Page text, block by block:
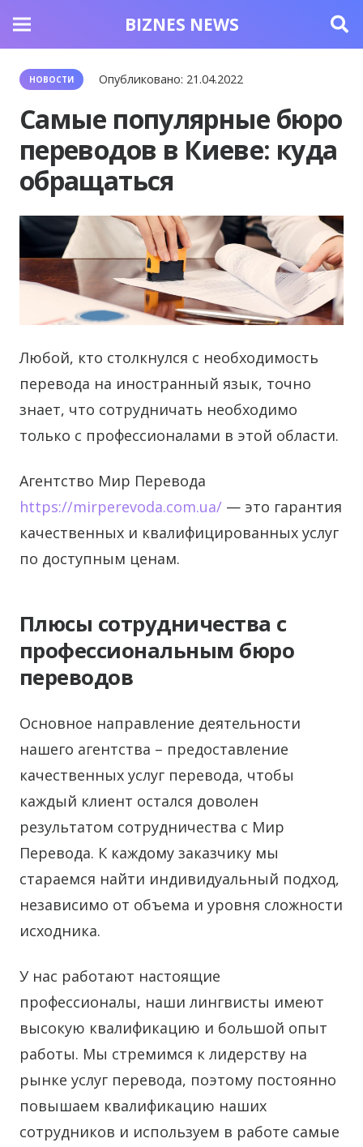
BIZNES NEWS
НОВОСТИ Опубликовано: 21.04.2022
Самые популярные бюро
переводов в Киеве: куда
обращаться
Любой, кто столкнулся с необходимость
перевода на иностранный язык, точно
знает, что сотрудничать необходимо
только с профессионалами в этой области.
Агентство Мир Перевода
https://mirperevoda.com.ua/ — это гарантия
качественных и квалифицированных услуг
по доступным ценам.
Плюсы сотрудничества с
профессиональным бюро
переводов
Основное направление деятельности
нашего агентства – предоставление
качественных услуг перевода, чтобы
каждый клиент остался доволен
результатом сотрудничества с Мир
Перевода. К каждому заказчику мы
стараемся найти индивидуальный подход,
независимо от объема и уровня сложности
исходника.
У нас работают настоящие
профессионалы, наши лингвисты имеют
высокую квалификацию и большой опыт
работы. Мы стремимся к лидерству на
рынке услуг перевода, поэтому постоянно
повышаем квалификацию наших
сотрудников и используем в работе самые